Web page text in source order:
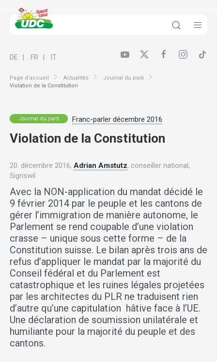
Page d’accueil Actualités
Journal du parti
Violation de la Constitution
DE FR IT
Journal du parti Franc-parler décembre 2016
Violation de la Constitution
20. décembre 2016, Adrian Amstutz, conseiller national,
Sigriswil
Avec la NON-application du mandat décidé le
9 février 2014 par le peuple et les cantons de
gérer l’immigration de manière autonome, le
Parlement se rend coupable d’une violation
crasse – unique sous cette forme – de la
Constitution suisse. Le bilan après trois ans de
refus d’appliquer le mandat par la majorité du
Conseil fédéral et du Parlement est
catastrophique et les ruines légales projetées
par les architectes du PLR ne traduisent rien
d’autre qu’une capitulation hâtive face à l’UE.
Une déclaration de soumission unilatérale et
humiliante pour la majorité du peuple et des
cantons.